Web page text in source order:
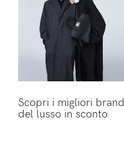
Scopri i migliori brand
del lusso in sconto